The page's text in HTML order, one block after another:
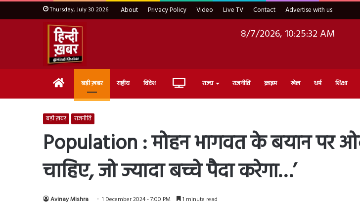
Thursday, July 30 2026 About Privacy Policy Video Live TV Contact Advertise with us
8/7/2026, 10:25:33 AM
Home बड़ी ख़बर राष्ट्रीय विदेश Live राज्य राजनीति क्राइम खेल धर्म शिक्षा
बड़ी ख़बर राजनीति
Population : मोहन भागवत के बयान पर
चाहिए, जो ज्यादा बच्चे पैदा करेगा…’
Avinay Mishra 1 December 2024 - 7:00 PM 1 minute read